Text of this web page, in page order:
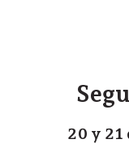
20 y 21